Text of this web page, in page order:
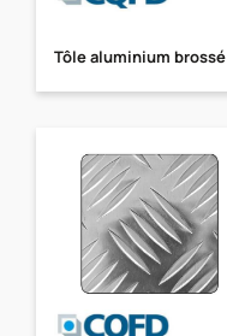
Tôle aluminium brossé